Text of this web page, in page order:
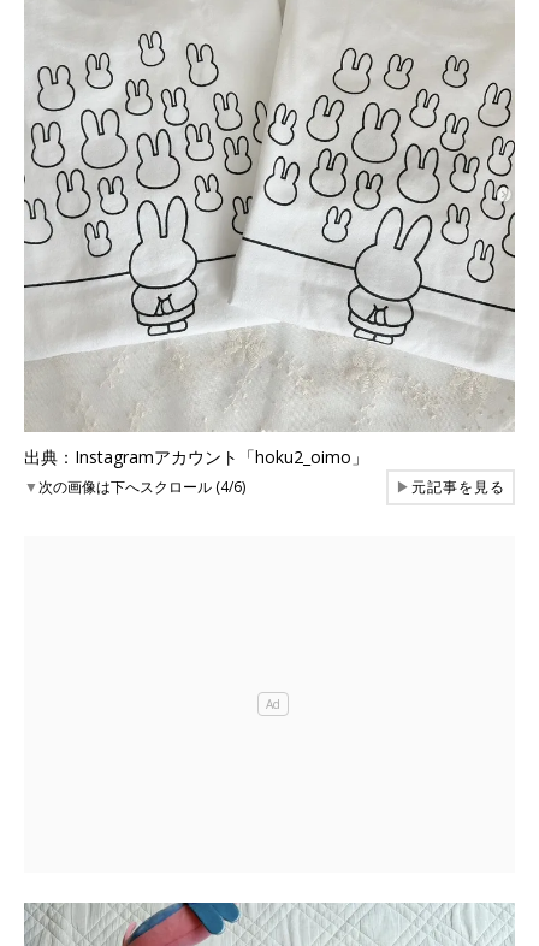
出典：Instagramアカウント「hoku2_oimo」
▼次の画像は下へスクロール (4/6) ▶元記事を見る